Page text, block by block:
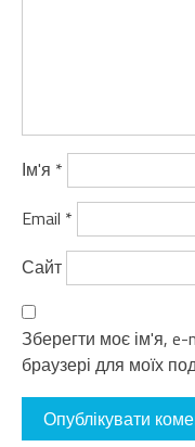
Ім'я *
Email *
Сайт
Зберегти моє ім'я,
браузері для моїх